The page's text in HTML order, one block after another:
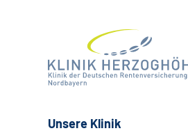
Unsere Klinik